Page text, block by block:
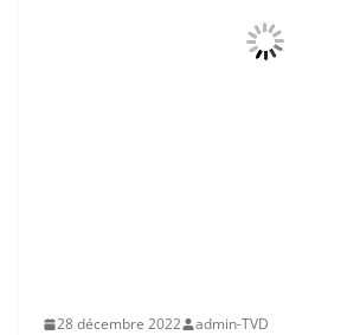
28 décembre 2022 admin-TVD